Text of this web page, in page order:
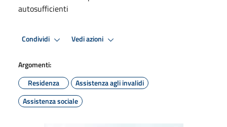
autosufficienti
Condividi Vedi azioni
Argomenti:
Residenza
Assistenza agli invalidi
Assistenza sociale